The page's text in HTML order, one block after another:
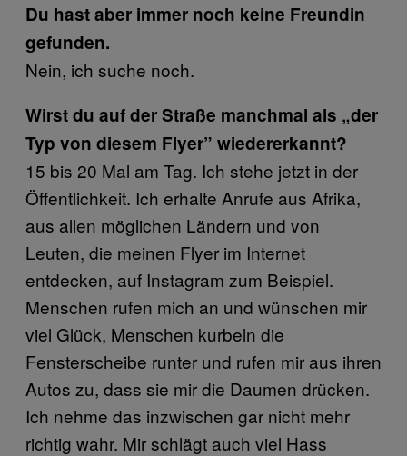
Du hast aber immer noch keine Freundin
gefunden.
Nein, ich suche noch.
Wirst du auf der Straße manchmal als „der
Typ von diesem Flyer” wiedererkannt?
15 bis 20 Mal am Tag. Ich stehe jetzt in der
Öffentlichkeit. Ich erhalte Anrufe aus Afrika,
aus allen möglichen Ländern und von
Leuten, die meinen Flyer im Internet
entdecken, auf Instagram zum Beispiel.
Menschen rufen mich an und wünschen mir
viel Glück, Menschen kurbeln die
Fensterscheibe runter und rufen mir aus ihren
Autos zu, dass sie mir die Daumen drücken.
Ich nehme das inzwischen gar nicht mehr
richtig wahr. Mir schlägt auch viel Hass